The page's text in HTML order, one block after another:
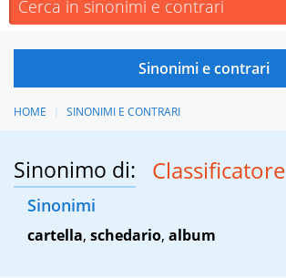
HOME SINONIMI E CONTRARI
Sinonimo di: Classificatore
Sinonimi
cartella, schedario, album